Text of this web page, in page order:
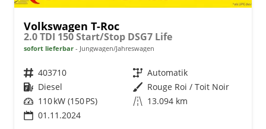
Volkswagen T-Roc
2.0 TDI 150 Start/Stop DSG7 Life
sofort lieferbar Jungwagen/Jahreswagen
Fahrzeugnr. 403710 Getriebe Automatik
Kraftstoff Diesel Außenfarbe Rouge Roi / Toit Noir
Leistung 110 kW (150 PS) Kilometerstand 13.094 km
01.11.2024